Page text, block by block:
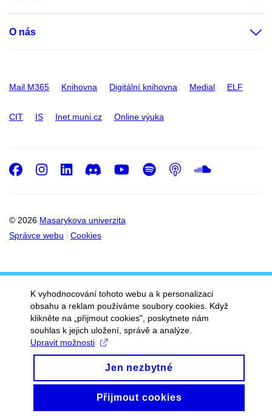
O nás
Mail M365 Knihovna Digitální knihovna Medial ELF
CIT IS Inet.muni.cz Online výuka
© 2026 Masarykova univerzita
Správce webu
Cookies
Facebook
Instagram
LinkedIn
DiscordYoutube
Spotify
Podcast
K vyhodnocování tohoto webu a k personalizaci
obsahu a reklam používáme soubory cookies. Když
klikněte na „přijmout cookies", poskytnete nám
souhlas k jejich uložení, správě a analýze.
Upravit možnosti
Jen nezbytné
Přijmout cookies